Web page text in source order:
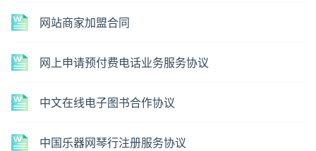
网站商家加盟合同
网上申请预付费电话业务服务协议
中文在线电子图书合作协议
中国乐器网琴行注册服务协议